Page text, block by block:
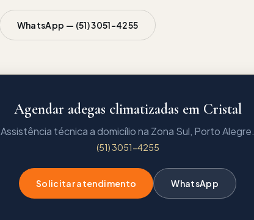
WhatsApp — (51) 3051-4255
Agendar adegas climatizadas em Cristal
Assistência técnica a domicílio na Zona Sul, Porto Alegre.
(51) 3051-4255
Solicitar atendimento WhatsApp